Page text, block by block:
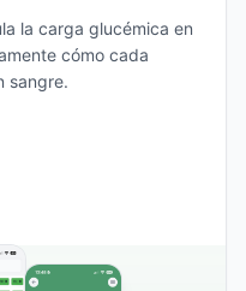
la carga glucémica en
cómo cada
sangre.